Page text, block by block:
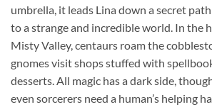
umbrella, it leads Lina down a secret
to a strange and incredible world. In the
Misty Valley, centaurs roam the
gnomes visit shops stuffed with
desserts. All magic has a dark side,
even sorcerers need a human’s helping